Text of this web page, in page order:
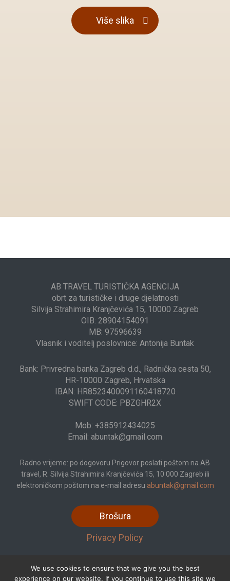
Više slika
AB TRAVEL TURISTIČKA AGENCIJA
obrt za turističke i druge djelatnosti
Silvija Strahimira Kranjčevića 15, 10000 Zagreb
OIB: 28904154091
MB: 97596639
Vlasnik i voditelj poslovnice: Antonija Buntak
Bank: Privredna banka Zagreb d.d., Radnička cesta 50,
HR-10000 Zagreb, Hrvatska
IBAN: HR8523400091160418720
SWIFT CODE: PBZGHR2X
Mob: +385912434025
Email: abuntak@gmail.com
Radno vrijeme: po dogovoru Prigovor poslati poštom na AB
travel, R. Silvija Strahimira Kranjčevića 15, 10 000 Zagreb ili
elektroničkom poštom na e-mail adresu abuntak@gmail.com
Brošura
Privacy Policy
We use cookies to ensure that we give you the best
experience on our website. If you continue to use this site we